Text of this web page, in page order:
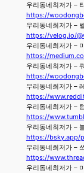
우리동네최저가 –
https://
우리동네최저가 –
https://velog.io/
우리동네최저가 –
https://
우리동네최저가 –
https://
우리동네최저가 –
https://
우리동네최저가 –
https://
우리동네최저가 –
https://bsky.app/
우리동네최저가 –
https://
우리동네최저가 –